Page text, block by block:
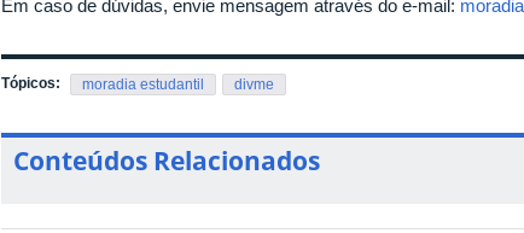
Em caso de dúvidas, envie mensagem através do e-mail:
Tópicos: moradia estudantil divme
Conteúdos Relacionados